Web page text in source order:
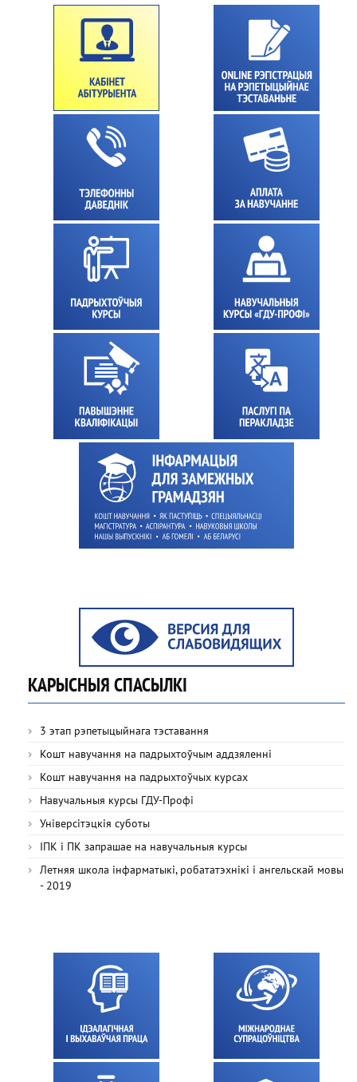
КАРЫСНЫЯ СПАСЫЛКІ
3 этап рэпетыцыйнага тэставання
Кошт навучання на падрыхтоўчым аддзяленні
Кошт навучання на падрыхтоўчых курсах
Навучальныя курсы ГДУ-Профі
Універсітэцкія суботы
ІПК і ПК запрашае на навучальныя курсы
Летняя школа інфарматыкі, робататэхнікі і ангельскай мовы
- 2019